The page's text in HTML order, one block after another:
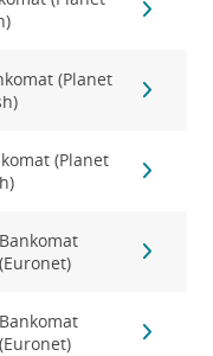
(Planet
(Planet
Bankomat
(Euronet)
Bankomat
(Euronet)